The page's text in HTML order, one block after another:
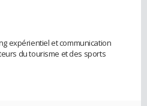
expérientiel et communication
du tourisme et des sports